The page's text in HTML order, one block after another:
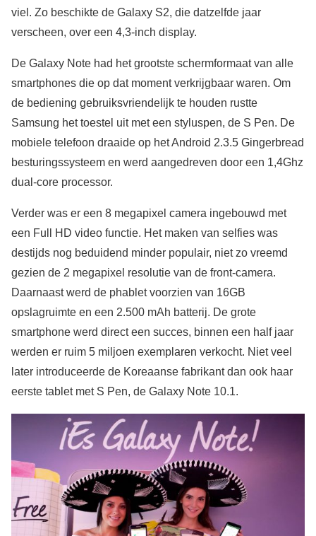
viel. Zo beschikte de Galaxy S2, die datzelfde jaar
verscheen, over een 4,3-inch display.
De Galaxy Note had het grootste schermformaat van alle
smartphones die op dat moment verkrijgbaar waren. Om
de bediening gebruiksvriendelijk te houden rustte
Samsung het toestel uit met een styluspen, de S Pen. De
mobiele telefoon draaide op het Android 2.3.5 Gingerbread
besturingssysteem en werd aangedreven door een 1,4Ghz
dual-core processor.
Verder was er een 8 megapixel camera ingebouwd met
een Full HD video functie. Het maken van selfies was
destijds nog beduidend minder populair, niet zo vreemd
gezien de 2 megapixel resolutie van de front-camera.
Daarnaast werd de phablet voorzien van 16GB
opslagruimte en een 2.500 mAh batterij. De grote
smartphone werd direct een succes, binnen een half jaar
werden er ruim 5 miljoen exemplaren verkocht. Niet veel
later introduceerde de Koreaanse fabrikant dan ook haar
eerste tablet met S Pen, de Galaxy Note 10.1.